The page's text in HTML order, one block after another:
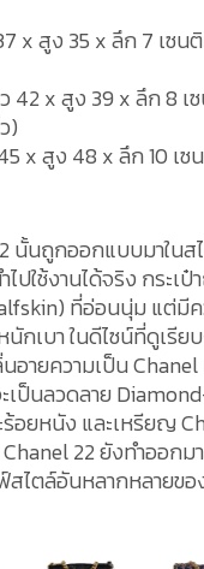
x สูง 35 x ลึก 7 เซน
42 x สูง 39 x ลึก 8 เ
)
x สูง 48 x ลึก 10 เซ
นั้นถูกออกแบบมาในส
ไปใช้งานได้จริง กระเ
ที่อ่อนนุ่ม แต่มี
กเบา ในดีไซน์ที่ดูเรีย
ายความเป็น Chanel
เป็นลวดลาย
ร้อยหนัง และเหรียญ
22 ยังทำออกม
ฟ์สไตล์อันหลากหลายข